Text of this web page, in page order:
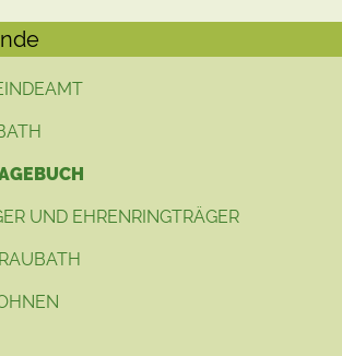
UND EHRENRINGTRÄGER